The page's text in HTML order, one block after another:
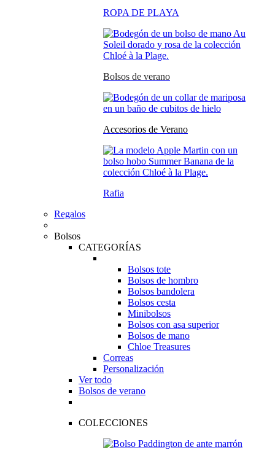
ROPA DE PLAYA
Bolsos de verano
Accesorios de Verano
Rafia
Regalos
Bolsos
CATEGORÍAS
Bolsos tote
Bolsos de hombro
Bolsos bandolera
Bolsos cesta
Minibolsos
Bolsos con asa superior
Bolsos de mano
Chloe Treasures
Correas
Personalización
Ver todo
Bolsos de verano
COLECCIONES